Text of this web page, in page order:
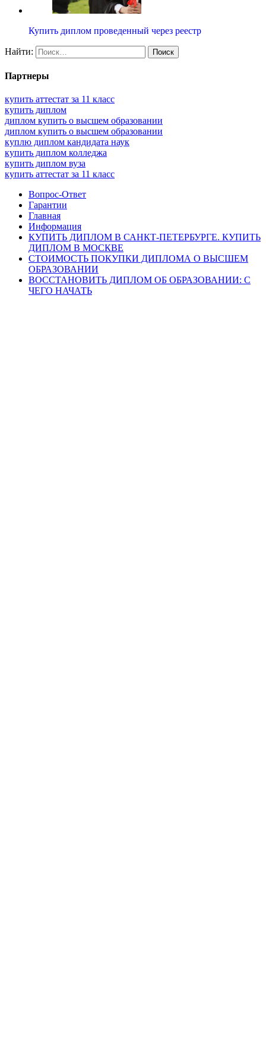
Купить диплом проведенный через реестр
Найти:
Партнеры
купить аттестат за 11 класс
купить диплом
диплом купить о высшем образовании
диплом купить о высшем образовании
куплю диплом кандидата наук
купить диплом колледжа
купить диплом вуза
купить аттестат за 11 класс
Вопрос-Ответ
Гарантии
Главная
Информация
КУПИТЬ ДИПЛОМ В САНКТ-ПЕТЕРБУРГЕ. КУПИТЬ
ДИПЛОМ В МОСКВЕ
СТОИМОСТЬ ПОКУПКИ ДИПЛОМА О ВЫСШЕМ
ОБРАЗОВАНИИ
ВОССТАНОВИТЬ ДИПЛОМ ОБ ОБРАЗОВАНИИ: С
ЧЕГО НАЧАТЬ